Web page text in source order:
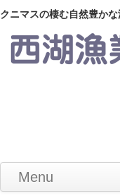
クニマスの棲む自然豊かな
Menu